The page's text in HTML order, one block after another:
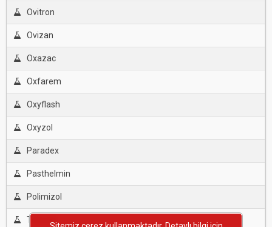
Ovitron
Ovizan
Oxazac
Oxfarem
Oxyflash
Oxyzol
Paradex
Pasthelmin
Polimizol
Toloxan